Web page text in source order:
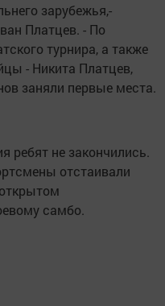
зарубежья,-
Платцев. - По
турнира, а также
- Никита Платцев,
заняли первые места.
ребят не закончились.
отстаивали
самбо.